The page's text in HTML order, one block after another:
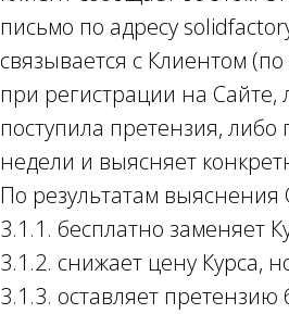
письмо по адресу
связывается с Клиентом
при регистрации на Сайте,
поступила претензия,
недели и выясняет
По результатам
3.1.1. бесплатно заменяет
3.1.2. снижает цену Курса,
3.1.3. оставляет